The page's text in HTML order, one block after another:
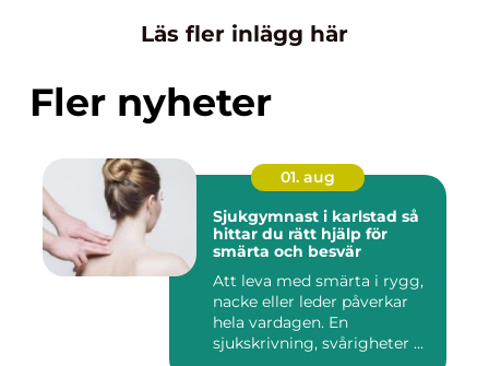
Läs fler inlägg här
Fler nyheter
01. aug
Sjukgymnast i karlstad så
hittar du rätt hjälp för
smärta och besvär
Att leva med smärta i rygg,
nacke eller leder påverkar
hela vardagen. En
sjukskrivning, svårigheter ...